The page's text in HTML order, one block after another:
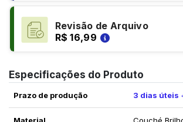
Revisão de Arquivo
R$ 16,99
Especificações do Produto
Prazo de produção 3 dias úteis